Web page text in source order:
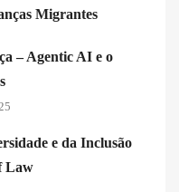
Migrantes
– Agentic AI e o
e da Inclusão
Law